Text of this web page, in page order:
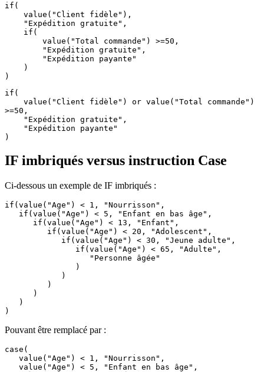
if(
)
if(
>=50,
)
IF imbriqués versus instruction Case
Ci-dessous un exemple de IF imbriqués :
if(value("Age") < 1, "Nourrisson",
)
Pouvant être remplacé par :
case(